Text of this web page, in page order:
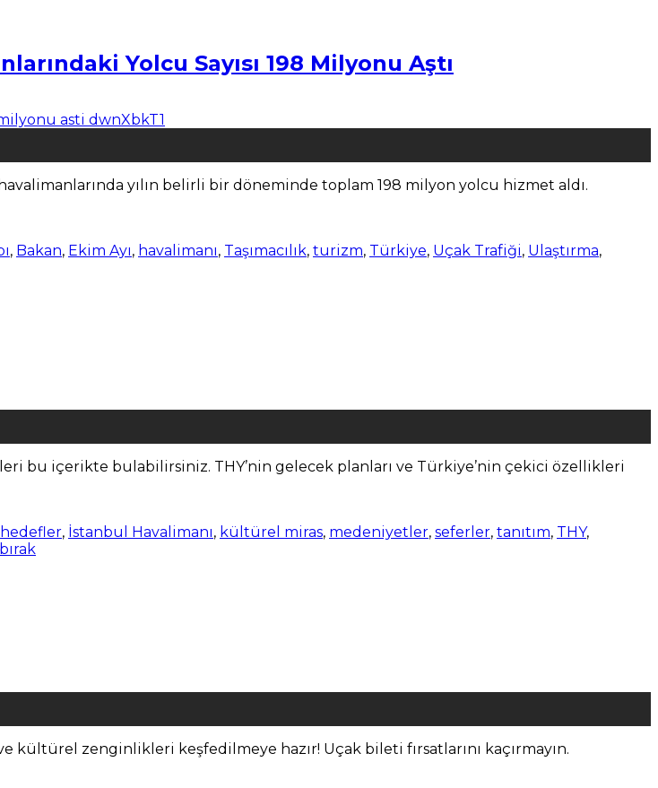
Yolcu Sayısı 198 Milyonu Aştı
yılın belirli bir döneminde toplam 198 milyon yolcu hizmet aldı.
, Bakan, Ekim Ayı, havalimanı, Taşımacılık, turizm, Türkiye, Uçak Trafiği, Ulaştırma,
bu içerikte bulabilirsiniz. THY’nin gelecek planları ve Türkiye’nin çekici özellikleri
hedefler, İstanbul Havalimanı, kültürel miras, medeniyetler, seferler, tanıtım, THY,
kültürel zenginlikleri keşfedilmeye hazır! Uçak bileti fırsatlarını kaçırmayın.